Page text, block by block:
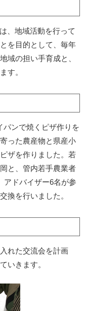
、地域活動を行って
を目的として、毎年
域の担い手育成と、
す。
パンで焼くピザ作りを
った農産物と県産小
ザを作りました。若
と、管内若手農業者
アドバイザー6名が参
換を行いました。
れた交流会を計画
いきます。